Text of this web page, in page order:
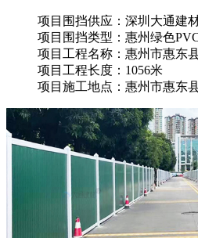
项目围挡供应：深圳大通建
项目围挡类型：惠州绿色
项目工程名称：惠州市惠东
项目工程长度：1056米
项目施工地点：惠州市惠东